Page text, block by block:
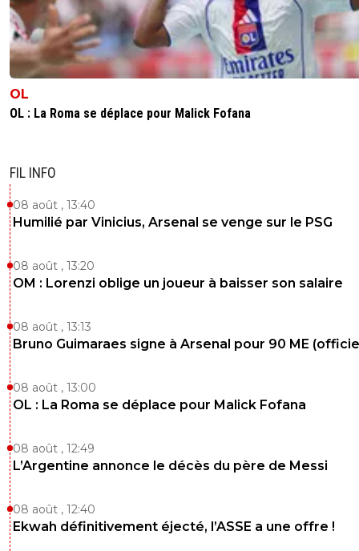
OL
OL : La Roma se déplace pour Malick Fofana
FIL INFO
08 août , 13:40
Humilié par Vinicius, Arsenal se venge sur le PSG
08 août , 13:20
OM : Lorenzi oblige un joueur à baisser son salaire
08 août , 13:13
Bruno Guimaraes signe à Arsenal pour 90 ME
08 août , 13:00
OL : La Roma se déplace pour Malick Fofana
08 août , 12:49
L’Argentine annonce le décès du père de Messi
08 août , 12:40
Ekwah définitivement éjecté, l’ASSE a une offre !